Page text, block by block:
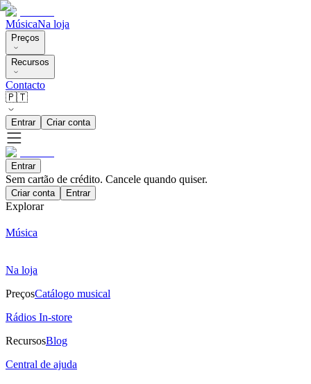
MúsicaNa loja
Preços
Recursos
Contacto
🇵🇹
Entrar Criar conta
Entrar
Sem cartão de crédito. Cancele quando quiser.
Criar conta Entrar
Explorar
Música
Na loja
PreçosCatálogo musical
Rádios In-store
RecursosBlog
Central de ajuda